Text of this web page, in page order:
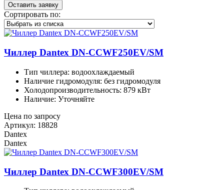
Оставить заявку
Сортировать по:
Чиллер Dantex DN-CCWF250EV/SM
Тип чиллера: водоохлаждаемый
Наличие гидромодуля: без гидромодуля
Холодопроизводительность: 879 кВт
Наличие: Уточняйте
Цена по запросу
Артикул: 18828
Dantex
Dantex
Чиллер Dantex DN-CCWF300EV/SM